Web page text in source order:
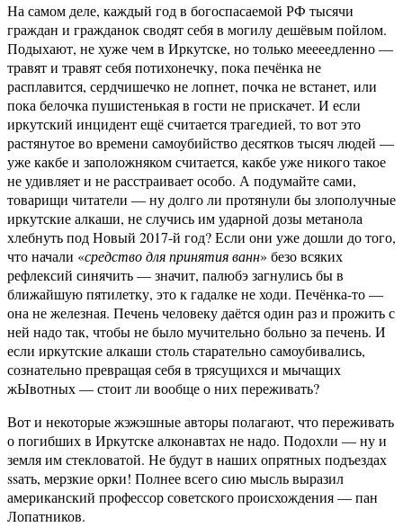
На самом деле, каждый год в богоспасаемой РФ тысячи
граждан и гражданок сводят себя в могилу дешёвым пойлом.
Подыхают, не хуже чем в Иркутске, но только меееедленно —
травят и травят себя потихонечку, пока печёнка не
расплавится, сердчишечко не лопнет, почка не встанет, или
пока белочка пушистенькая в гости не прискачет. И если
иркутский инцидент ещё считается трагедией, то вот это
растянутое во времени самоубийство десятков тысяч людей —
уже какбе и заположняком считается, какбе уже никого такое
не удивляет и не расстраивает особо. А подумайте сами,
товарищи читатели — ну долго ли протянули бы злополучные
иркутские алкаши, не случись им ударной дозы метанола
хлебнуть под Новый 2017-й год? Если они уже дошли до того,
что начали «средство для принятия ванн» безо всяких
рефлексий синячить — значит, палюбэ загнулись бы в
ближайшую пятилетку, это к гадалке не ходи. Печёнка-то —
она не железная. Печень человеку даётся один раз и прожить с
ней надо так, чтобы не было мучительно больно за печень. И
если иркутские алкаши столь старательно самоубивались,
сознательно превращая себя в трясущихся и мычащих
жЫвотных — стоит ли вообще о них переживать?
Вот и некоторые жэжэшные авторы полагают, что переживать
о погибших в Иркутске алконавтах не надо. Подохли — ну и
земля им стекловатой. Не будут в наших опрятных подъездах
ssать, мерзкие орки! Полнее всего сию мысль выразил
американский профессор советского происхождения — пан
Лопатников.